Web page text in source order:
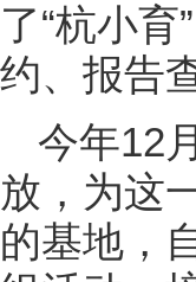
了“杭小
约、报告
今年12
放，为这
的基地，